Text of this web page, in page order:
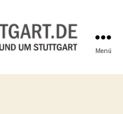
Menü